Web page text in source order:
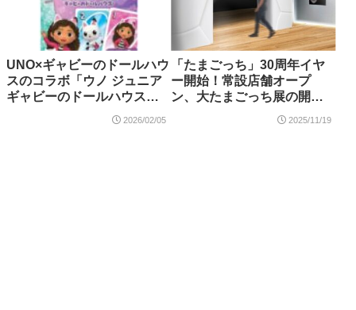
UNO×ギャビーのドールハウ
スのコラボ「ウノ ジュニア
ギャビーのドールハウス」
が登場！2026年2月7日発売
2026/02/05
「たまごっち」30周年イヤ
ー開始！常設店舗オープ
ン、大たまごっち展の開催
などさまざまな施策を実施
2025/11/19